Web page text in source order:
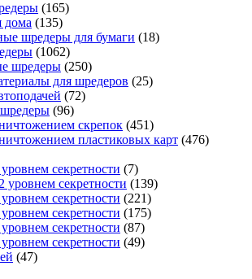
(165)
дома (135)
шредеры для бумаги (18)
(1062)
шредеры (250)
для шредеров (25)
(72)
(96)
скрепок (451)
пластиковых карт (476)
секретности (7)
секретности (139)
секретности (221)
секретности (175)
секретности (87)
секретности (49)
(47)